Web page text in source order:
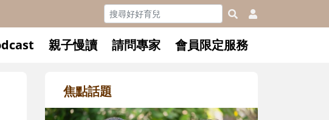
親子慢讀 請問專家 會員限定服務
焦點話題